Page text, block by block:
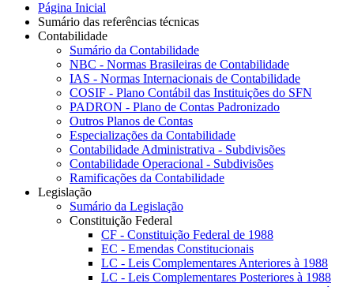
Página Inicial
Sumário das referências técnicas
Contabilidade
Sumário da Contabilidade
NBC - Normas Brasileiras de Contabilidade
IAS - Normas Internacionais de Contabilidade
COSIF - Plano Contábil das Instituições do SFN
PADRON - Plano de Contas Padronizado
Outros Planos de Contas
Especializações da Contabilidade
Contabilidade Administrativa - Subdivisões
Contabilidade Operacional - Subdivisões
Ramificações da Contabilidade
Legislação
Sumário da Legislação
Constituição Federal
CF - Constituição Federal de 1988
EC - Emendas Constitucionais
LC - Leis Complementares Anteriores à 1988
LC - Leis Complementares Posteriores à 1988